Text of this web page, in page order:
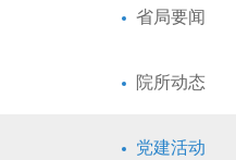
省局要闻
院所动态
党建活动